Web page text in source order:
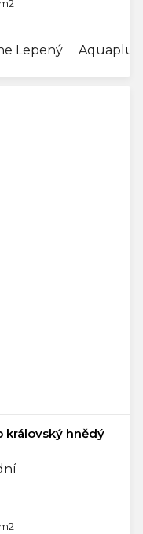
Lepený Aquaplus
královský hnědý